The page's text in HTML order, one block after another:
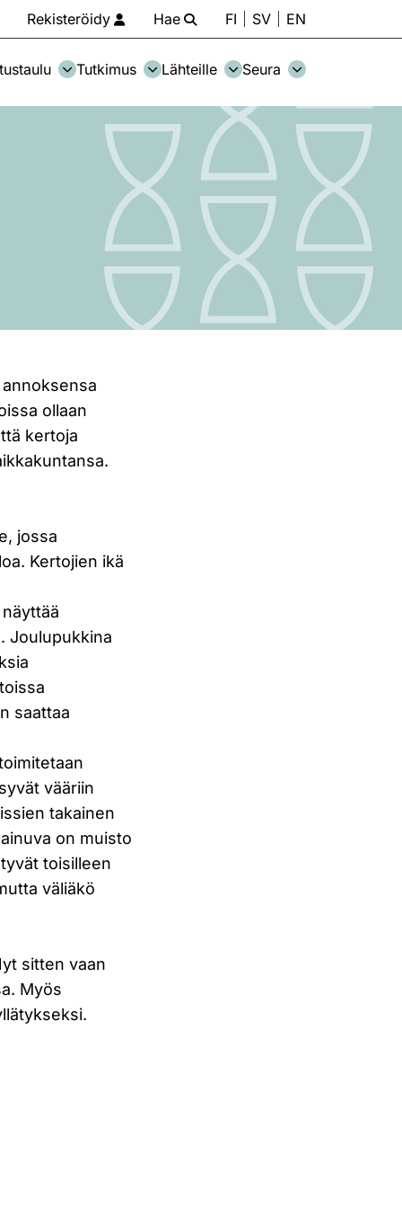
Rekisteröidy Hae FI SV EN
Tutkimus Lähteille Seura
ollaan
kertoja
jossa
Kertojien ikä
Joulupukkina
saattaa
vääriin
takainen
on muisto
toisilleen
väliäkö
sitten vaan
Myös